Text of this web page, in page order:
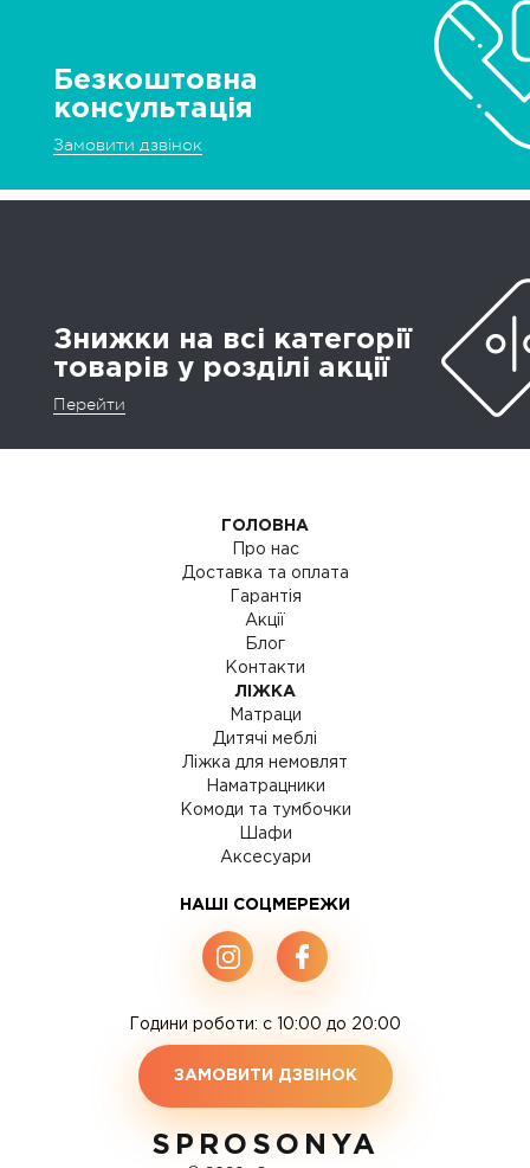
Безкоштовна
консультація
Замовити дзвінок
Знижки на всі категорії
товарів у розділі акції
Перейти
ГОЛОВНА
Про нас
Доставка та оплата
Гарантія
Акції
Блог
Контакти
ЛІЖКА
Матраци
Дитячі меблі
Ліжка для немовлят
Наматрацники
Комоди та тумбочки
Шафи
Аксесуари
НАШІ СОЦМЕРЕЖИ
Години роботи: c 10:00 до 20:00
ЗАМОВИТИ ДЗВІНОК
SPROSONYA